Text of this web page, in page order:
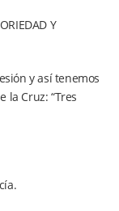
Y
y así tenemos
la Cruz: “Tres